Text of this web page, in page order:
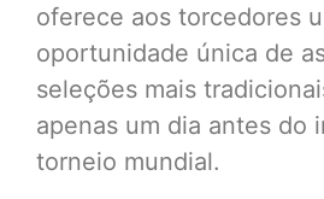
oferece aos torcedores
oportunidade única de
seleções mais
apenas um dia antes do
torneio mundial.